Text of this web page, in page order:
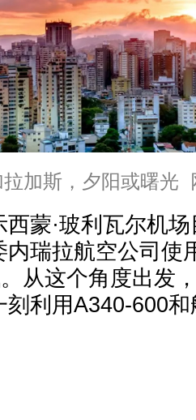
拉加斯，夕阳或曙光
蒙·玻利瓦尔机
瑞拉航空公司使
从这个角度出发
利用A340-600